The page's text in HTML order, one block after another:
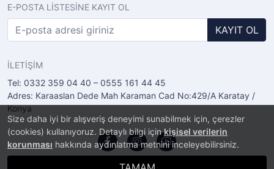
Size daha iyi bir alışveriş deneyimi sunabilmek için, çerezler
(cookies) kullanıyoruz. Detaylı bilgi içinkişisel verilerin
korunması hakkında aydınlatma metnini inceleyebilirsiniz.
E-POSTA LİSTESİNE KAYIT OL
KAYIT OL
İLETİŞİM
Tel: 0332 359 04 40 – 0555 161 44 45
Adres: Karaaslan Dede Mah Karaman Cad No:429/A Karatay /
Konya